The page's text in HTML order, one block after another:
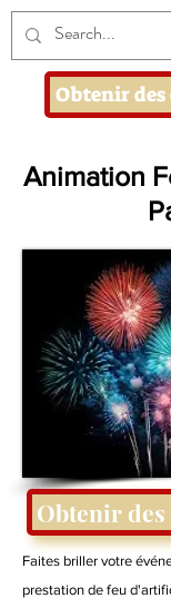
Obtenir
Animation
Obtenir
Faites briller votre
prestation de feu